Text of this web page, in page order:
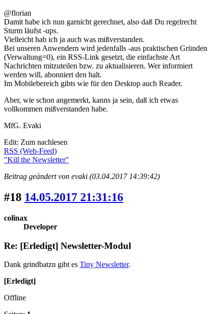
@florian
Damit habe ich nun garnicht gerechnet, also daß Du regelrecht
Sturm läufst -ups.
Vielleicht hab ich ja auch was mißverstanden.
Bei unseren Anwendern wird jedenfalls -aus praktischen Gründen
(Verwaltung=0), ein RSS-Link gesetzt, die einfachste Art
Nachrichten mitzuteilen bzw. zu aktualisieren. Wer informiert
werden will, abonniert den halt.
Im Mobilebereich gibts wie für den Desktop auch Reader.
Aber, wie schon angemerkt, kanns ja sein, daß ich etwas
vollkommen mißverstanden habe.
MfG. Evaki
Edit: Zum nachlesen
RSS (Web-Feed)
"Kill the Newsletter"
Beitrag geändert von evaki (03.04.2017 14:39:42)
#18 14.05.2017 21:31:16
colinax
Developer
Re: [Erledigt] Newsletter-Modul
Dank grindbatzn gibt es Tiny Newsletter.
[Erledigt]
Offline